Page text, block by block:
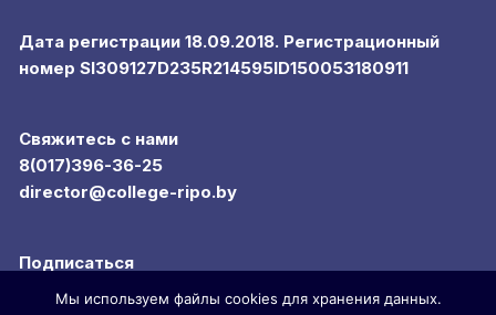
Дата регистрации 18.09.2018. Регистрационный
номер SI309127D235R214595ID150053180911
Свяжитесь с нами
8(017)396-36-25
director@college-ripo.by
Подписаться
Мы используем файлы cookies для хранения данных.